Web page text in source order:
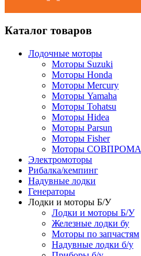
Каталог товаров
Лодочные моторы
Моторы Suzuki
Моторы Honda
Моторы Mercury
Моторы Yamaha
Моторы Tohatsu
Моторы Hidea
Моторы Parsun
Моторы Fisher
Моторы СОВПРОМА
Электромоторы
Рибалка/кемпинг
Надувные лодки
Генераторы
Лодки и моторы Б/У
Лодки и моторы Б/У
Железные лодки бу
Моторы по запчастям
Надувные лодки б/у